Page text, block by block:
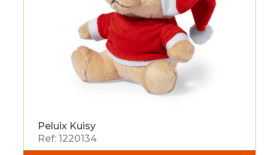
Peluix Kuisy
Ref: 1220134